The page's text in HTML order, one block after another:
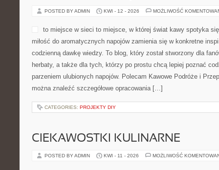
POSTED BY ADMIN KWI - 12 - 2026 MOŻLIWOŚĆ
to miejsce w sieci to miejsce, w której świat kawy spotyka
miłość do aromatycznych napojów zamienia się w konkretne
codzienną dawkę wiedzy. To blog, który został stworzony dla
herbaty, a także dla tych, którzy po prostu chcą lepiej poznać
parzeniem ulubionych napojów. Polecam Kawowe Podróże i
można znaleźć szczegółowe opracowania […]
CATEGORIES: PROJEKTY DIY
CIEKAWOSTKI KULINARNE
POSTED BY ADMIN KWI - 11 - 2026 MOŻLIWOŚĆ